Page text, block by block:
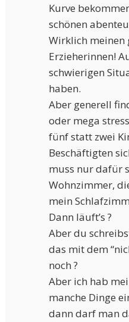
Kurve
schönen
Wirklich meinen
Erzieherinnen!
schwierigen
haben.
Aber generell
oder mega
fünf statt zwei
Beschäftigten
muss nur dafür
Wohnzimmer,
mein
Dann läuft’s ?
Aber du
das mit dem
noch ?
Aber ich hab
manche Dinge
dann darf man